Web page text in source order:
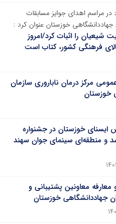
در مراسم اهدای جوایز مسابقات
خوزستان عنوان کرد :
شیعیان را اثبات کرد/امروز
فرهنگی کشور، کتاب است
مرکز درمان ناباروری سازمان
خوزستان
خوزستان در جشنواره
منطقه‌ای سینمای جوان سهند
معارفه معاونین پشتیبانی و
جهاددانشگاهی خوزستان